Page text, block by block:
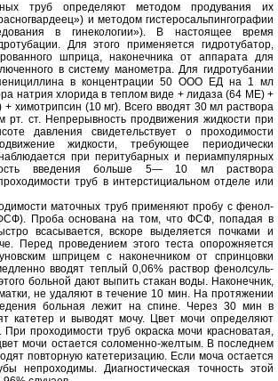
труб определяют методом продувания их
и методом гистеросальпингографии
в гинекологии»). В настоящее время
Для этого применяется гидротубатор,
шприца, наконечника от аппарата для
в систему манометра. Для гидротубании
в концентрации 50 ООО ЕД на 1 мл
натрия хлорида в теплом виде + лидаза (64 ME) +
+ химотрипсин (10 мг). Всего вводят 30 мл раствора
ст. Непрерывность продвижения жидкости при
давления свидетельствует о проходимости
жидкости, требующее периодически
при перитубарных и периампулярных
введения больше 5— 10 мл раствора
труб в интерстициальном отделе или
маточных труб применяют пробу с фенол-
Проба основана на том, что ФСФ, попадая в
всасывается, вскоре выделяется почками и
Перед проведением этого теста опорожняется
шприцем с наконечником от спринцовки
вводят теплый 0,06% раствор фенолсуль-
больной дают выпить стакан воды. Наконечник,
не удаляют в течение 10 мин. На протяжении
больная лежит на спине. Через 30 мин в
катетер и выводят мочу. Цвет мочи определяют
При проходимости труб окраска мочи красноватая,
мочи остается соломенно-желтым. В последнем
повторную катетеризацию. Если моча остается
непроходимы. Диагностическая точность этой